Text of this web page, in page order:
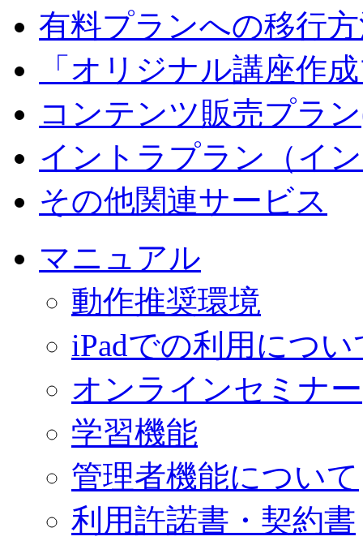
有料プランへの移行
「オリジナル講座作
コンテンツ販売プラ
イントラプラン（イ
その他関連サービス
マニュアル
動作推奨環境
iPadでの利用につい
オンラインセミナー
学習機能
管理者機能について
利用許諾書・契約書